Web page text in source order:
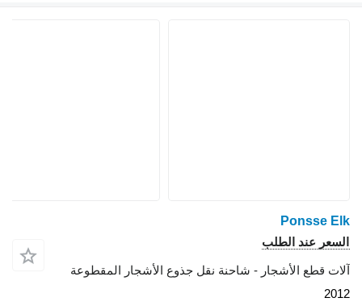
الطلب
- شاحنة نقل جذوع الأشجار المقطوعة